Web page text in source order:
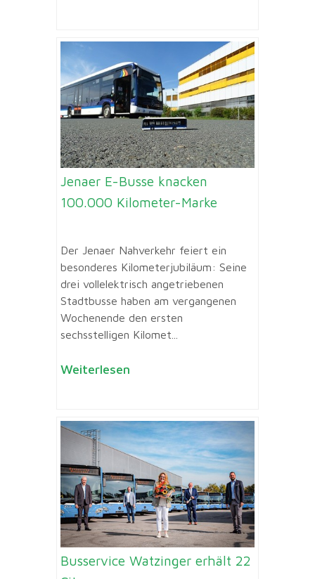
Jenaer E-Busse knacken
100.000 Kilometer-Marke
Der Jenaer Nahverkehr feiert ein
besonderes Kilometerjubiläum: Seine
drei vollelektrisch angetriebenen
Stadtbusse haben am vergangenen
Wochenende den ersten
sechsstelligen Kilomet...
Weiterlesen
Busservice Watzinger erhält 22